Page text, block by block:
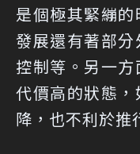
是個極其緊繃
發展還有著部
控制等。另一
代價高的狀態
降，也不利於推